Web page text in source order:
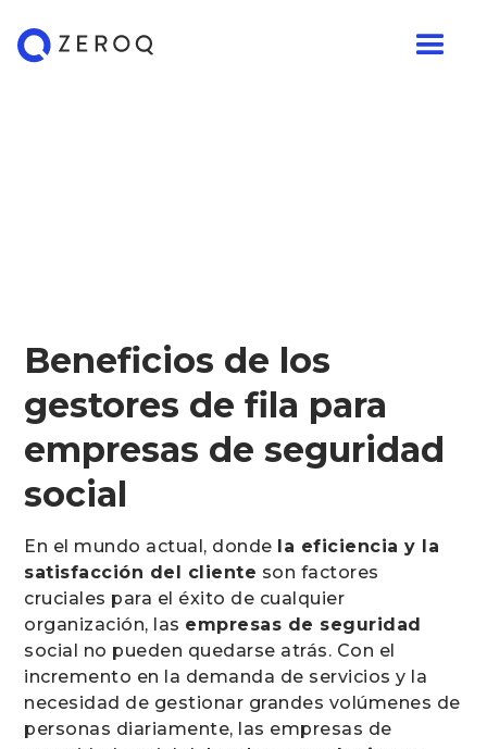
Beneficios de los
gestores de fila para
empresas de seguridad
social
En el mundo actual, donde la eficiencia y la
satisfacción del cliente son factores
cruciales para el éxito de cualquier
organización, las empresas de seguridad
social no pueden quedarse atrás. Con el
incremento en la demanda de servicios y la
necesidad de gestionar grandes volúmenes de
personas diariamente, las empresas de